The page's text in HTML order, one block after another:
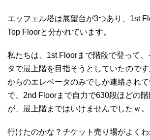
エッフェル塔は展望台が3つあり、1st
Top Floorと分かれています。
私たちは、1st Floorまで階段で登って
タで最上階を目指そうとしていたので
からのエレベータのみでしか連絡され
で、2nd Floorまで自力で630段ほどの
が、最上階まではいけませんでしたｗ。
行けたのかな？チケット売り場がよく